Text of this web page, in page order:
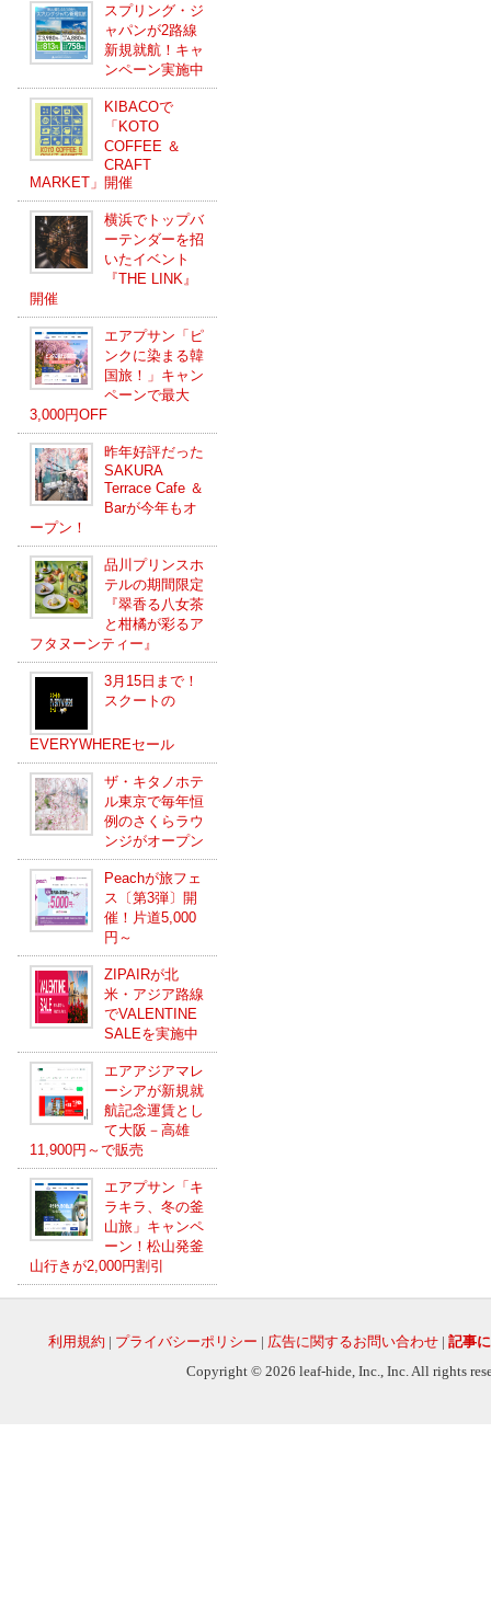
スプリング・ジ
ャパンが2路線
新規就航！キャ
ンペーン実施中
KIBACOで
「KOTO
COFFEE ＆
CRAFT
MARKET」開催
横浜でトップバ
ーテンダーを招
いたイベント
『THE LINK』
開催
エアプサン「ピ
ンクに染まる韓
国旅！」キャン
ペーンで最大
3,000円OFF
昨年好評だった
SAKURA
Terrace Cafe ＆
Barが今年もオ
ープン！
品川プリンスホ
テルの期間限定
『翠香る八女茶
と柑橘が彩るア
フタヌーンティー』
3月15日まで！
スクートの
EVERYWHEREセール
ザ・キタノホテ
ル東京で毎年恒
例のさくらラウ
ンジがオープン
Peachが旅フェ
ス〔第3弾〕開
催！片道5,000
円～
ZIPAIRが北
米・アジア路線
でVALENTINE
SALEを実施中
エアアジアマレ
ーシアが新規就
航記念運賃とし
て大阪－高雄
11,900円～で販売
エアプサン「キ
ラキラ、冬の釜
山旅」キャンペ
ーン！松山発釜
山行きが2,000円割引
利用規約 | プライバシーポリシー | 広告に関するお問い合わせ | 記事
Copyright © 2026 leaf-hide, Inc., Inc. All rights